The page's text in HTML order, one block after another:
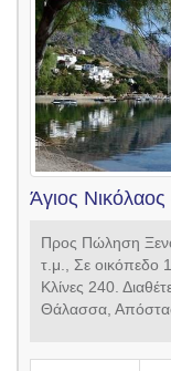
Άγιος
Προς Πώληση
τ.μ., Σε οικόπεδο
Κλίνες 240.
Θάλασσα,